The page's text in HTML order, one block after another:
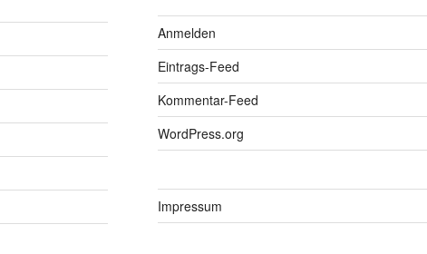
Anmelden
Eintrags-Feed
Kommentar-Feed
WordPress.org
Impressum